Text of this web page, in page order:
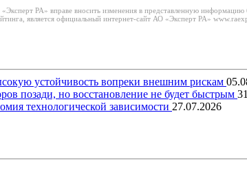
РА» вправе вносить изменения в представленную
является официальный интернет-сайт АО «Эксперт РА»
устойчивость вопреки внешним рискам
позади, но восстановление не будет быстрым
технологической зависимости 27.07.2026